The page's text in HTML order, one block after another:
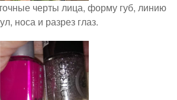
черты лица, форму губ, линию
носа и разрез глаз.